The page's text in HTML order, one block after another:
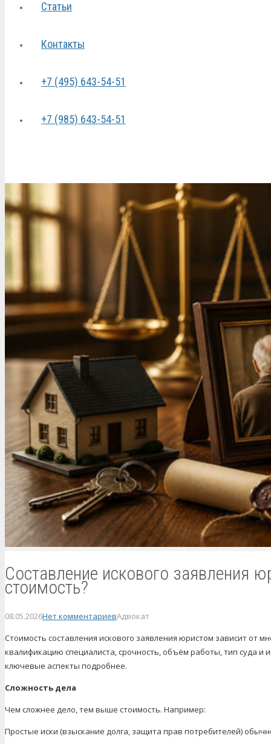
Статьи
Контакты
+7 (495) 643-54-51
+7 (985) 643-54-51
Составление искового заявления
стоимость?
08.05.2026Нет комментариевАдвокат
Стоимость составления искового заявления юристом зависит от
квалификацию специалиста, срочность, объём работы, тип суда и
ключевые аспекты подробнее.
Сложность дела
Чем сложнее дело, тем выше стоимость. Например:
Простые иски (взыскание долга, защита прав потребителей)